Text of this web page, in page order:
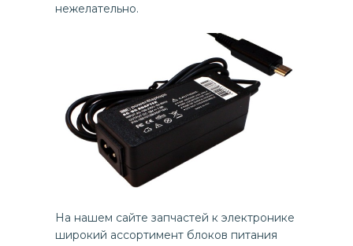
нежелательно.
На нашем сайте запчастей к электронике
широкий ассортимент блоков питания